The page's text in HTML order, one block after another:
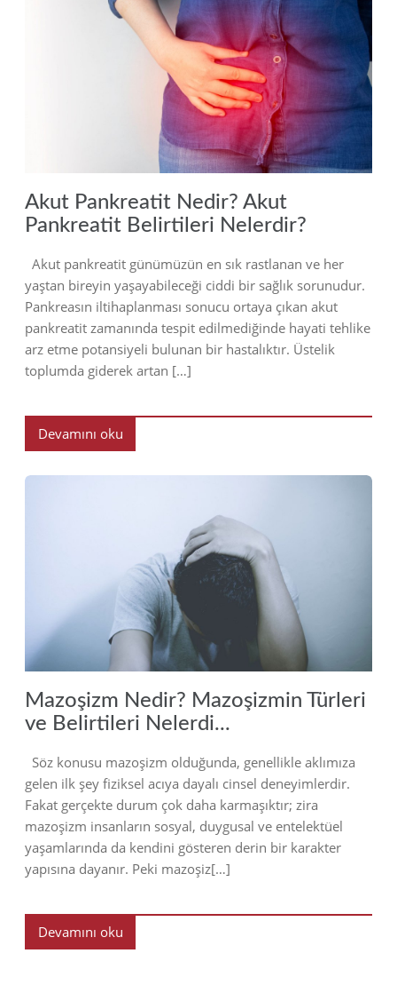
2023
Akut Pankreatit Nedir? Akut
Pankreatit Belirtileri Nelerdir?
Akut pankreatit günümüzün en sık rastlanan ve her
yaştan bireyin yaşayabileceği ciddi bir sağlık sorunudur.
Pankreasın iltihaplanması sonucu ortaya çıkan akut
pankreatit zamanında tespit edilmediğinde hayati tehlike
arz etme potansiyeli bulunan bir hastalıktır. Üstelik
toplumda giderek artan […]
Devamını oku
Mazoşizm Nedir? Mazoşizmin Türleri
ve Belirtileri Nelerdi...
Söz konusu mazoşizm olduğunda, genellikle aklımıza
gelen ilk şey fiziksel acıya dayalı cinsel deneyimlerdir.
Fakat gerçekte durum çok daha karmaşıktır; zira
mazoşizm insanların sosyal, duygusal ve entelektüel
yaşamlarında da kendini gösteren derin bir karakter
yapısına dayanır. Peki mazoşiz[…]
Devamını oku